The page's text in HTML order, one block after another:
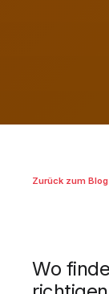
Zurück zum Blog
Wo